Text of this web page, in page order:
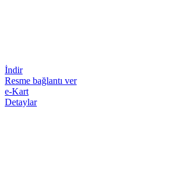
İndir
Resme bağlantı ver
e-Kart
Detaylar